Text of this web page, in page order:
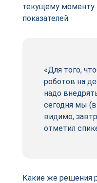
текущему моменту
показателей.
«Для того,
роботов на
надо
сегодня мы
видимо,
отметил
Какие же решения